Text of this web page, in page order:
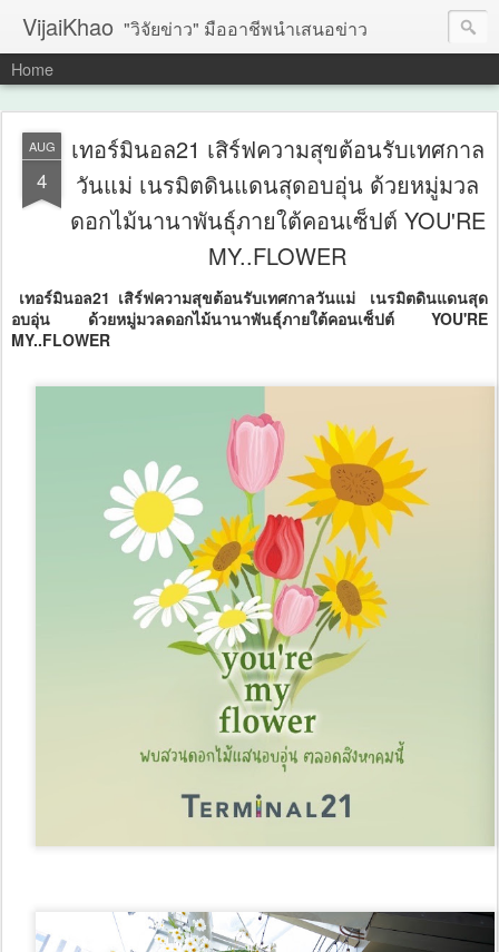
VijaiKhao "วิจัยข่าว" มืออาชีพนำเสนอข่าว
Home
AUG
4
เทอร์มินอล21 เสิร์ฟความสุขต้อนรับเทศกาล
วันแม่ เนรมิตดินแดนสุดอบอุ่น ด้วยหมู่มวล
ดอกไม้นานาพันธุ์ภายใต้คอนเซ็ปต์ YOU'RE
MY..FLOWER
เทอร์มินอล21 เสิร์ฟความสุขต้อนรับเทศกาลวันแม่ เนรมิตดินแดนสุด
อบอุ่น ด้วยหมู่มวลดอกไม้นานาพันธุ์ภายใต้คอนเซ็ปต์ YOU'RE
MY..FLOWER